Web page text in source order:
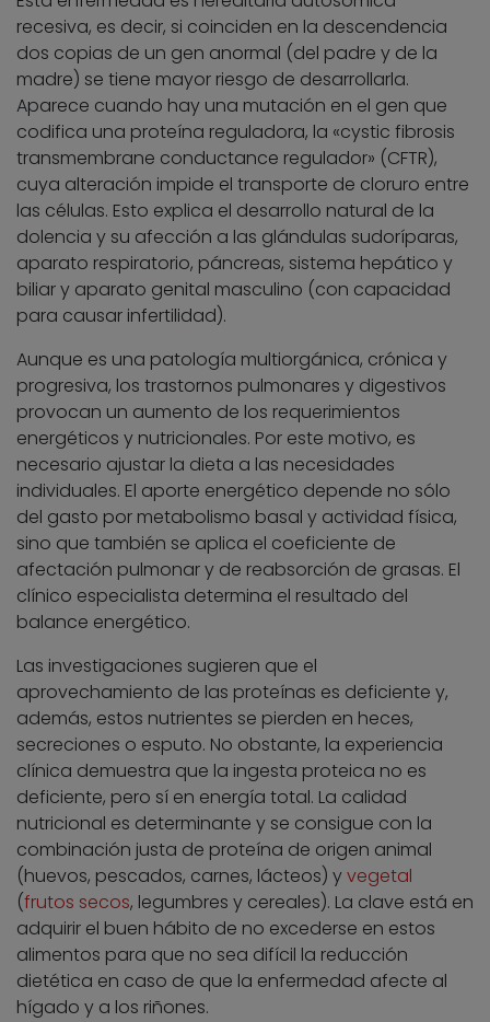
recesiva, es decir, si coinciden en la descendencia
dos copias de un gen anormal (del padre y de la
madre) se tiene mayor riesgo de desarrollarla.
Aparece cuando hay una mutación en el gen que
codifica una proteína reguladora, la «cystic fibrosis
transmembrane conductance regulador» (CFTR),
cuya alteración impide el transporte de cloruro entre
las células. Esto explica el desarrollo natural de la
dolencia y su afección a las glándulas sudoríparas,
aparato respiratorio, páncreas, sistema hepático y
biliar y aparato genital masculino (con capacidad
para causar infertilidad).
Aunque es una patología multiorgánica, crónica y
progresiva, los trastornos pulmonares y digestivos
provocan un aumento de los requerimientos
energéticos y nutricionales. Por este motivo, es
necesario ajustar la dieta a las necesidades
individuales. El aporte energético depende no sólo
del gasto por metabolismo basal y actividad física,
sino que también se aplica el coeficiente de
afectación pulmonar y de reabsorción de grasas. El
clínico especialista determina el resultado del
balance energético.
Las investigaciones sugieren que el
aprovechamiento de las proteínas es deficiente y,
además, estos nutrientes se pierden en heces,
secreciones o esputo. No obstante, la experiencia
clínica demuestra que la ingesta proteica no es
deficiente, pero sí en energía total. La calidad
nutricional es determinante y se consigue con la
combinación justa de proteína de origen animal
(huevos, pescados, carnes, lácteos) yvegetal
(frutos secos, legumbres y cereales). La clave está en
adquirir el buen hábito de no excederse en estos
alimentos para que no sea difícil la reducción
dietética en caso de que la enfermedad afecte al
hígado y a los riñones.